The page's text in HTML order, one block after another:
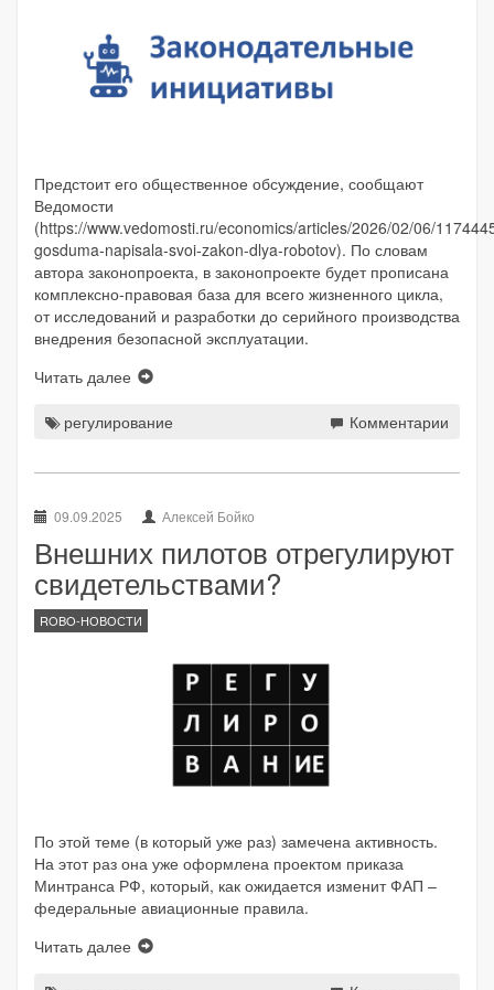
Предстоит его общественное обсуждение, сообщают
Ведомости
(https://www.vedomosti.ru/economics/articles/2026/02/06/
gosduma-napisala-svoi-zakon-dlya-robotov). По словам
автора законопроекта, в законопроекте будет прописана
комплексно-правовая база для всего жизненного цикла,
от исследований и разработки до серийного производства
внедрения безопасной эксплуатации.
Читать далее
регулирование Комментарии
09.09.2025 Алексей Бойко
Внешних пилотов отрегулируют
свидетельствами?
ROBO-НОВОСТИ
По этой теме (в который уже раз) замечена активность.
На этот раз она уже оформлена проектом приказа
Минтранса РФ, который, как ожидается изменит ФАП –
федеральные авиационные правила.
Читать далее